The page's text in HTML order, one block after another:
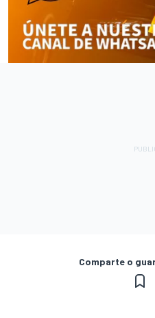
Comparte o